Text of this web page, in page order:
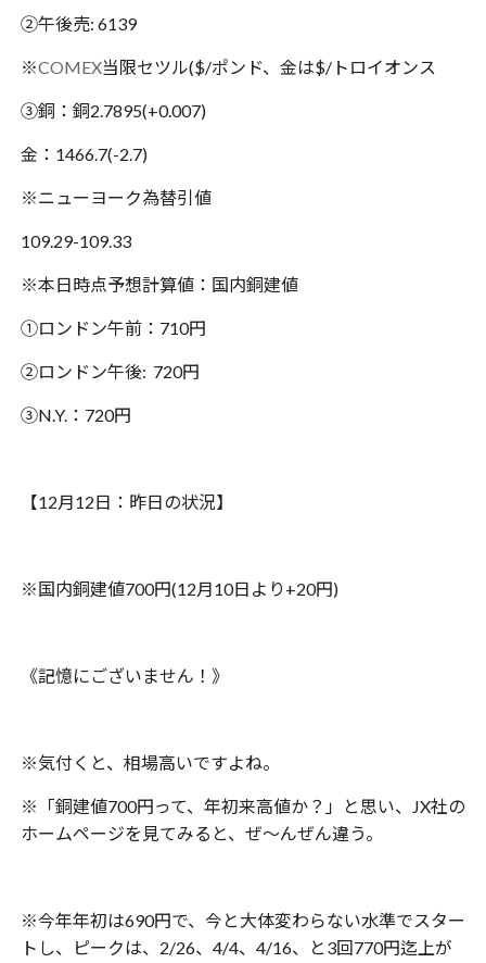
②午後売: 6139
※COMEX当限セツル($/ポンド、金は$/トロイオンス
③銅：銅2.7895(+0.007)
金：1466.7(-2.7)
※ニューヨーク為替引値
109.29-109.33
※本日時点予想計算値：国内銅建値
①ロンドン午前：710円
②ロンドン午後: 720円
③N.Y.：720円
【12月12日：昨日の状況】
※国内銅建値700円(12月10日より+20円)
《記憶にございません！》
※気付くと、相場高いですよね。
※「銅建値700円って、年初来高値か？」と思い、JX社の
ホームページを見てみると、ぜ〜んぜん違う。
※今年年初は690円で、今と大体変わらない水準でスター
トし、ピークは、2/26、4/4、4/16、と3回770円迄上が